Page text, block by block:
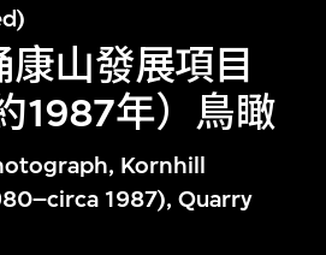
山發展項目
1987年）鳥瞰
Kornhill
1987), Quarry